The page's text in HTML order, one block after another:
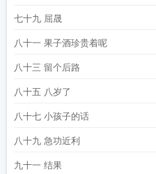
七十九 屈晟
八十一 果子酒珍贵着呢
八十三 留个后路
八十五 八岁了
八十七 小孩子的话
八十九 急功近利
九十一 结果